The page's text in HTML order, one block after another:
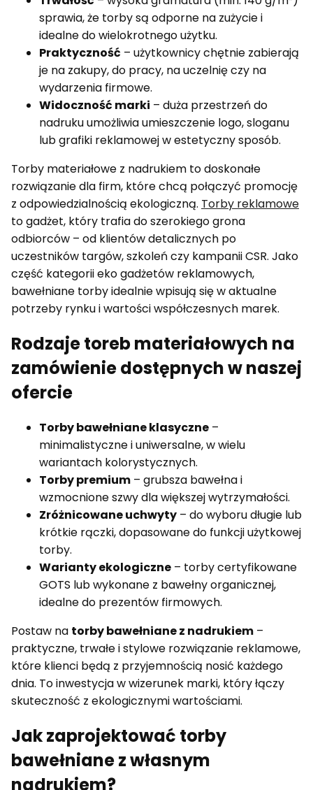
sprawia, że torby są odporne na zużycie i
idealne do wielokrotnego użytku.
Praktyczność – użytkownicy chętnie zabierają
je na zakupy, do pracy, na uczelnię czy na
wydarzenia firmowe.
Widoczność marki – duża przestrzeń do
nadruku umożliwia umieszczenie logo, sloganu
lub grafiki reklamowej w estetyczny sposób.
Torby materiałowe z nadrukiem to doskonałe
rozwiązanie dla firm, które chcą połączyć promocję
z odpowiedzialnością ekologiczną. Torby reklamowe
to gadżet, który trafia do szerokiego grona
odbiorców – od klientów detalicznych po
uczestników targów, szkoleń czy kampanii CSR. Jako
część kategorii eko gadżetów reklamowych,
bawełniane torby idealnie wpisują się w aktualne
potrzeby rynku i wartości współczesnych marek.
Rodzaje toreb materiałowych na
zamówienie dostępnych w naszej
ofercie
Torby bawełniane klasyczne –
minimalistyczne i uniwersalne, w wielu
wariantach kolorystycznych.
Torby premium – grubsza bawełna i
wzmocnione szwy dla większej wytrzymałości.
Zróżnicowane uchwyty – do wyboru długie lub
krótkie rączki, dopasowane do funkcji użytkowej
torby.
Warianty ekologiczne – torby certyfikowane
GOTS lub wykonane z bawełny organicznej,
idealne do prezentów firmowych.
Postaw na torby bawełniane z nadrukiem –
praktyczne, trwałe i stylowe rozwiązanie reklamowe,
które klienci będą z przyjemnością nosić każdego
dnia. To inwestycja w wizerunek marki, który łączy
skuteczność z ekologicznymi wartościami.
Jak zaprojektować torby
bawełniane z własnym
nadrukiem?